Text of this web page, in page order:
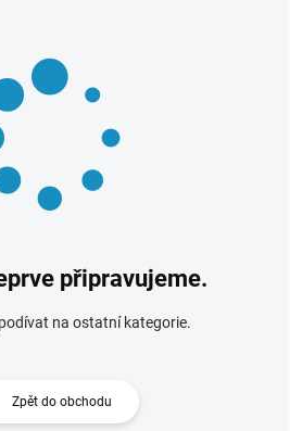
připravujeme.
na ostatní kategorie.
Zpět do obchodu